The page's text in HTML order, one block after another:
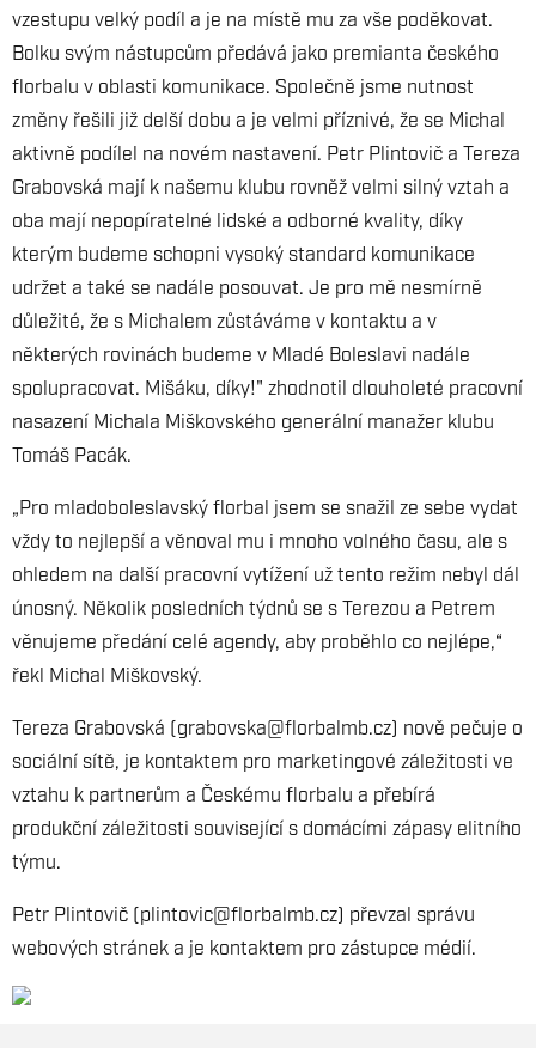
vzestupu velký podíl a je na místě mu za vše poděkovat.
Bolku svým nástupcům předává jako premianta českého
florbalu v oblasti komunikace. Společně jsme nutnost
změny řešili již delší dobu a je velmi příznivé, že se Michal
aktivně podílel na novém nastavení. Petr Plintovič a Tereza
Grabovská mají k našemu klubu rovněž velmi silný vztah a
oba mají nepopíratelné lidské a odborné kvality, díky
kterým budeme schopni vysoký standard komunikace
udržet a také se nadále posouvat. Je pro mě nesmírně
důležité, že s Michalem zůstáváme v kontaktu a v
některých rovinách budeme v Mladé Boleslavi nadále
spolupracovat. Mišáku, díky!" zhodnotil dlouholeté pracovní
nasazení Michala Miškovského generální manažer klubu
Tomáš Pacák.
„Pro mladoboleslavský florbal jsem se snažil ze sebe vydat
vždy to nejlepší a věnoval mu i mnoho volného času, ale s
ohledem na další pracovní vytížení už tento režim nebyl dál
únosný. Několik posledních týdnů se s Terezou a Petrem
věnujeme předání celé agendy, aby proběhlo co nejlépe,“
řekl Michal Miškovský.
Tereza Grabovská (grabovska@florbalmb.cz) nově pečuje o
sociální sítě, je kontaktem pro marketingové záležitosti ve
vztahu k partnerům a Českému florbalu a přebírá
produkční záležitosti související s domácími zápasy elitního
týmu.
Petr Plintovič (plintovic@florbalmb.cz) převzal správu
webových stránek a je kontaktem pro zástupce médií.